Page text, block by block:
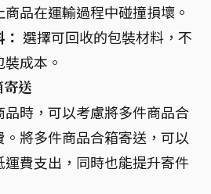
品在運輸過程中碰撞損壞。
選擇可回收的包裝材料，不
成本。
寄送
時，可以考慮將多件商品合
將多件商品合箱寄送，可以
費支出，同時也能提升寄件